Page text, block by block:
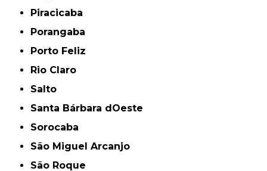
Piracicaba
Porangaba
Porto Feliz
Rio Claro
Salto
Santa Bárbara dOeste
Sorocaba
São Miguel Arcanjo
São Roque